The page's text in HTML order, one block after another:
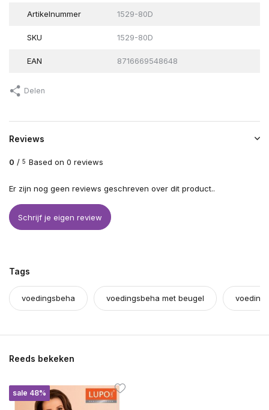
Artikelnummer 1529-80D
SKU 1529-80D
EAN 8716669548648
Delen
Reviews
0 / 5 Based on 0 reviews
Er zijn nog geen reviews geschreven over dit product..
Schrijf je eigen review
Tags
voedingsbeha voedingsbeha met beugel
Reeds bekeken
sale 48%